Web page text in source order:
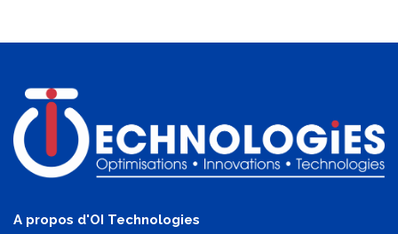
A propos d'OI Technologies